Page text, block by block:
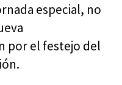
especial, no
por el festejo del